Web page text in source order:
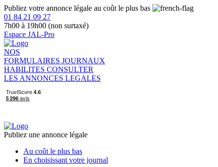
Publiez votre annonce légale au coût le plus bas
01 84 21 09 27
7h00 à 19h00 (non surtaxé)
Espace JAL-Pro
NOS
FORMULAIRES JOURNAUX
HABILITES CONSULTER
LES ANNONCES LEGALES
Publiez une annonce légale
Au coût le plus bas
En choisissant votre journal